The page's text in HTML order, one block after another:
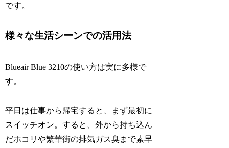
です。
様々な生活シーンでの活用法
Blueair Blue 3210の使い方は実に多様で
す。
平日は仕事から帰宅すると、まず最初に
スイッチオン。すると、外から持ち込ん
だホコリや繁華街の排気ガス臭まで素早